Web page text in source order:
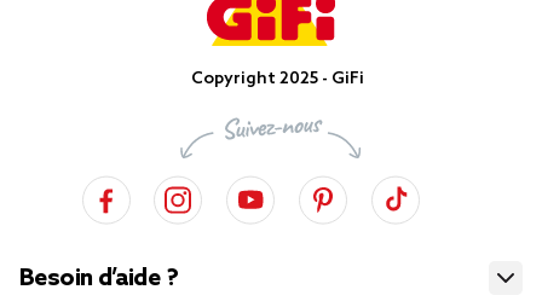
Copyright 2025 - GiFi
Besoin d’aide ?